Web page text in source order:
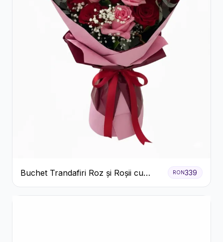
Buchet Trandafiri Roz și Roșii cu
Eucalipt și Gypsophila
RON339